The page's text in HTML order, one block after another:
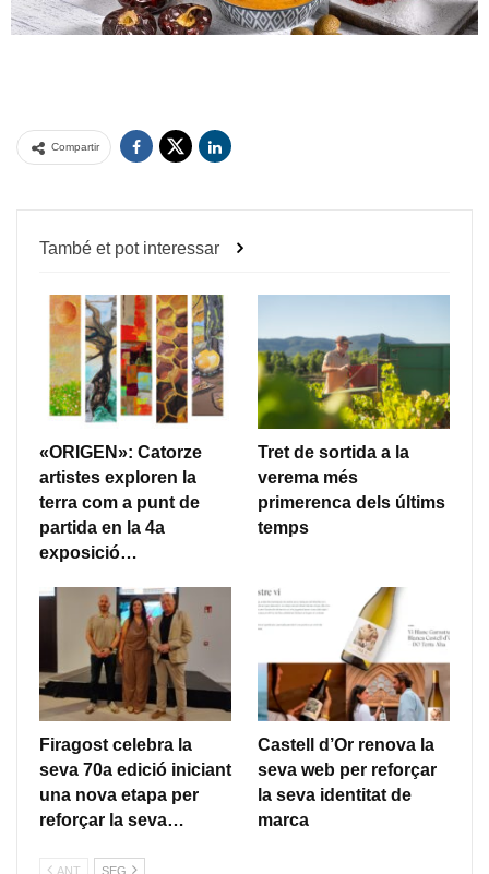
Compartir
També et pot interessar
«ORIGEN»: Catorze
artistes exploren la
terra com a punt de
partida en la 4a
exposició…
Tret de sortida a la
verema més
primerenca dels últims
temps
Firagost celebra la
seva 70a edició iniciant
una nova etapa per
reforçar la seva…
Castell d’Or renova la
seva web per reforçar
la seva identitat de
marca
ANT SEG